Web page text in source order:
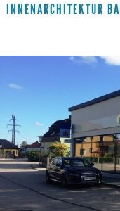
INNENARCHITEKTUR